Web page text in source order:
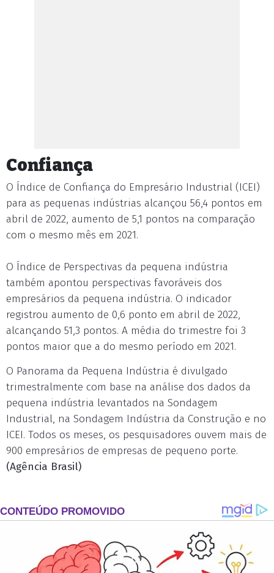
Confiança
O Índice de Confiança do Empresário Industrial (ICEI)
para as pequenas indústrias alcançou 56,4 pontos em
abril de 2022, aumento de 5,1 pontos na comparação
com o mesmo mês em 2021.
O Índice de Perspectivas da pequena indústria
também apontou perspectivas favoráveis dos
empresários da pequena indústria. O indicador
registrou aumento de 0,6 ponto em abril de 2022,
alcançando 51,3 pontos. A média do trimestre foi 3
pontos maior que a do mesmo período em 2021.
O Panorama da Pequena Indústria é divulgado
trimestralmente com base na análise dos dados da
pequena indústria levantados na Sondagem
Industrial, na Sondagem Indústria da Construção e no
ICEI. Todos os meses, os pesquisadores ouvem mais de
900 empresários de empresas de pequeno porte.
(Agência Brasil)